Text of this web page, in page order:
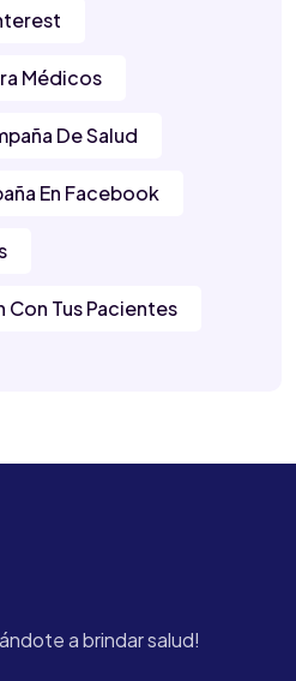
Médicos
De Salud
En Facebook
Con Tus Pacientes
a brindar salud!